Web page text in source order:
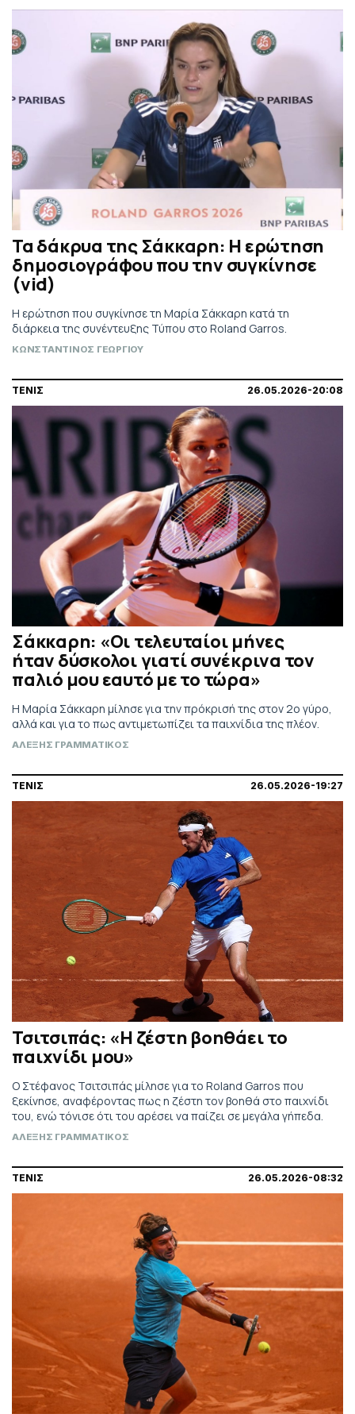
Τα δάκρυα της Σάκκαρη: Η ερώτηση
δημοσιογράφου που την συγκίνησε
(vid)
Η ερώτηση που συγκίνησε τη Μαρία Σάκκαρη κατά τη
διάρκεια της συνέντευξης Τύπου στο Roland Garros.
ΚΩΝΣΤΑΝΤΙΝΟΣ ΓΕΩΡΓΙΟΥ
ΤΕΝΙΣ 26.05.2026-20:08
Σάκκαρη: «Οι τελευταίοι μήνες
ήταν δύσκολοι γιατί συνέκρινα τον
παλιό μου εαυτό με το τώρα»
Η Μαρία Σάκκαρη μίλησε για την πρόκρισή της στον 2ο γύρο,
αλλά και για το πως αντιμετωπίζει τα παιχνίδια της πλέον.
ΑΛΕΞΗΣ ΓΡΑΜΜΑΤΙΚΟΣ
ΤΕΝΙΣ 26.05.2026-19:27
Τσιτσιπάς: «Η ζέστη βοηθάει το
παιχνίδι μου»
Ο Στέφανος Τσιτσιπάς μίλησε για το Roland Garros που
ξεκίνησε, αναφέροντας πως η ζέστη τον βοηθά στο παιχνίδι
του, ενώ τόνισε ότι του αρέσει να παίζει σε μεγάλα γήπεδα.
ΑΛΕΞΗΣ ΓΡΑΜΜΑΤΙΚΟΣ
ΤΕΝΙΣ 26.05.2026-08:32